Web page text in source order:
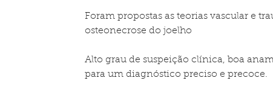
Foram propostas as teorias vascular e
osteonecrose do joelho
Alto grau de suspeição clínica, boa
para um diagnóstico preciso e precoce.